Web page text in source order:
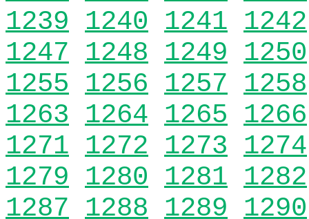
1239 1240 1241 1242
1247 1248 1249 1250
1255 1256 1257 1258
1263 1264 1265 1266
1271 1272 1273 1274
1279 1280 1281 1282
1287 1288 1289 1290